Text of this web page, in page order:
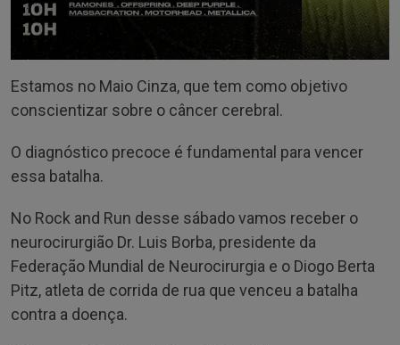
Estamos no Maio Cinza, que tem como objetivo
conscientizar sobre o câncer cerebral.
O diagnóstico precoce é fundamental para vencer
essa batalha.
No Rock and Run desse sábado vamos receber o
neurocirurgião Dr. Luis Borba, presidente da
Federação Mundial de Neurocirurgia e o Diogo Berta
Pitz, atleta de corrida de rua que venceu a batalha
contra a doença.